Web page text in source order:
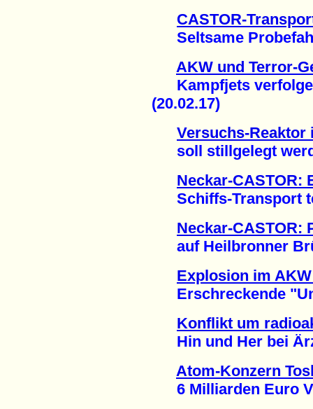
CASTOR-
Seltsame
AKW und Terror-
Kampfjets
(20.02.17)
Versuchs-Reaktor
soll stillgelegt
Neckar-CASTOR:
Schiffs-Transport
Neckar-CASTOR:
auf Heilbronner
Explosion im
Erschreckende
Konflikt um
Hin und Her bei
Atom-Konzern
6 Milliarden Euro